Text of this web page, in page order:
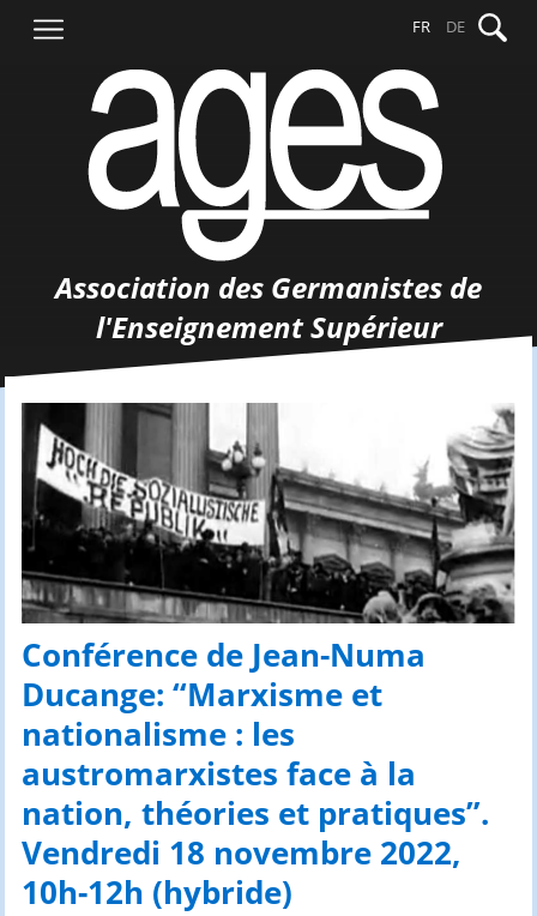
contenu
FR DE
Association des Germanistes de
l'Enseignement Supérieur
Conférence de Jean-Numa
Ducange: “Marxisme et
nationalisme : les
austromarxistes face à la
nation, théories et pratiques”.
Vendredi 18 novembre 2022,
10h-12h (hybride)